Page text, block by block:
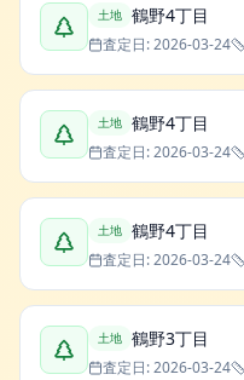
土地 鶴野4丁目
査定日:2026-03-24
土地 鶴野4丁目
査定日:2026-03-24
土地 鶴野4丁目
査定日:2026-03-24
土地 鶴野3丁目
査定日:2026-03-24